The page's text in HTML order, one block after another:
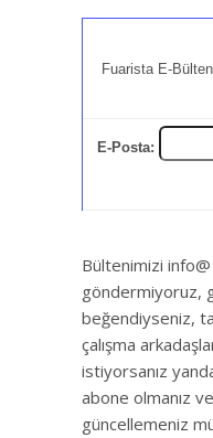
Fuarista E-
E-Posta:
Bültenimizi
göndermiyoruz,
beğendiyseniz,
çalışma
istiyorsanız
abone olmanız
güncellemeniz